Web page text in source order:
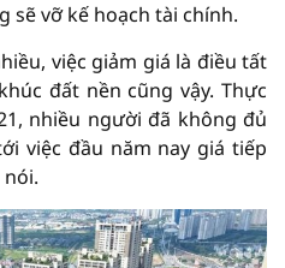
sẽ vỡ kế hoạch tài chính.
việc giảm giá là điều tất
đất nền cũng vậy. Thực
nhiều người đã không đủ
việc đầu năm nay giá tiếp